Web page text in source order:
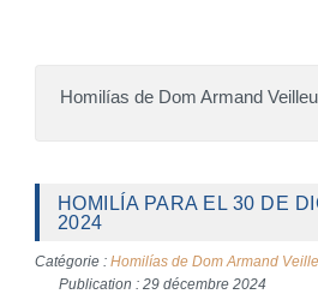
Homilías de Dom Armand
HOMILÍA PARA EL 30 DE
2024
Catégorie : Homilías de Dom Armand
Publication : 29 décembre 2024